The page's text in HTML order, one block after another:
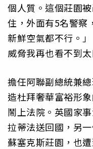
個人質。這個莊園
住，外面有5名警察
新鮮空氣都不行。
威脅我再也看不到
擔任阿聯副總統兼
造杜拜奢華富裕形
鬧上法院。英國家
拉蒂法送回國，另
蘇塞克斯莊園，也